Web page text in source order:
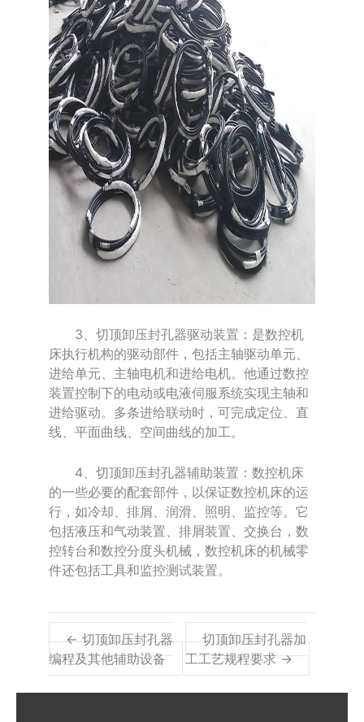
3、切顶卸压封孔器驱动装置：是数控机
床执行机构的驱动部件，包括主轴驱动单元、
进给单元、主轴电机和进给电机。他通过数控
装置控制下的电动或电液伺服系统实现主轴和
进给驱动。多条进给联动时，可完成定位、直
线、平面曲线、空间曲线的加工。
4、切顶卸压封孔器辅助装置：数控机床
的一些必要的配套部件，以保证数控机床的运
行，如冷却、排屑、润滑、照明、监控等。它
包括液压和气动装置、排屑装置、交换台，数
控转台和数控分度头机械，数控机床的机械零
件还包括工具和监控测试装置。
← 切顶卸压封孔器
编程及其他辅助设备
切顶卸压封孔器加
工工艺规程要求 →